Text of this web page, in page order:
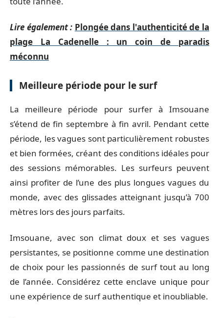
Lire également : Plongée dans l'authenticité de la
plage La Cadenelle : un coin de paradis
méconnu
Meilleure période pour le surf
La meilleure période pour surfer à Imsouane
s’étend de fin septembre à fin avril. Pendant cette
période, les vagues sont particulièrement robustes
et bien formées, créant des conditions idéales pour
des sessions mémorables. Les surfeurs peuvent
ainsi profiter de l’une des plus longues vagues du
monde, avec des glissades atteignant jusqu’à 700
mètres lors des jours parfaits.
Imsouane, avec son climat doux et ses vagues
persistantes, se positionne comme une destination
de choix pour les passionnés de surf tout au long
de l’année. Considérez cette enclave unique pour
une expérience de surf authentique et inoubliable.